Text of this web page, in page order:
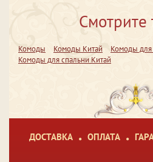
Смотрите
Комоды Комоды Китай
Комоды для
Комоды для спальни Китай
ДОСТАВКА ОПЛАТА